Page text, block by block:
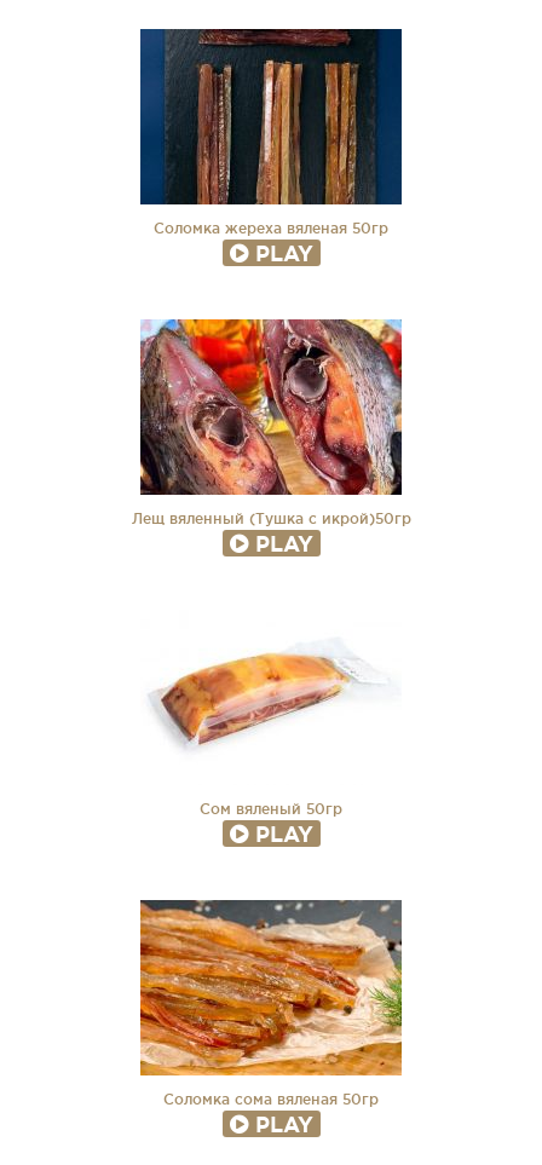
Соломка жереха вяленая 50гр
PLAY
Лещ вяленный (Тушка с икрой)50гр
PLAY
Сом вяленый 50гр
PLAY
Соломка сома вяленая 50гр
PLAY